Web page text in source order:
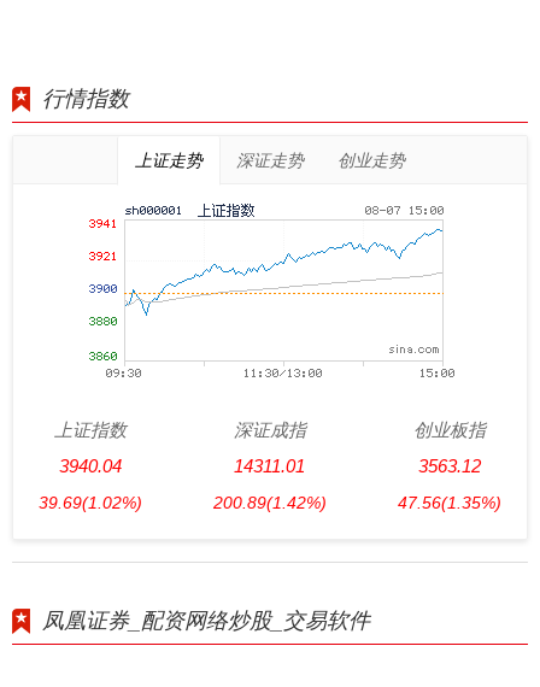
行情指数
上证走势 深证走势 创业走势
上证指数
3940.04
39.69(1.02%)
深证成指
14311.01
200.89(1.42%)
创业板指
3563.12
47.56(1.35%)
凤凰证券_配资网络炒股_交易软件